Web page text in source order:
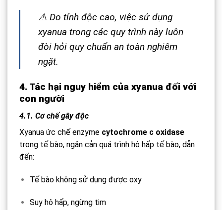
⚠️ Do tính độc cao, việc sử dụng
xyanua trong các quy trình này luôn
đòi hỏi quy chuẩn an toàn nghiêm
ngặt.
4. Tác hại nguy hiểm của xyanua đối với
con người
4.1. Cơ chế gây độc
Xyanua ức chế enzyme cytochrome c oxidase
trong tế bào, ngăn cản quá trình hô hấp tế bào, dẫn
đến:
Tế bào không sử dụng được oxy
Suy hô hấp, ngừng tim